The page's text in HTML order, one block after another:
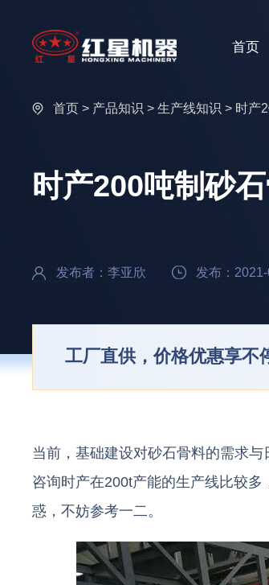
首页
首页 > 产品知识 >生产线知识 > 时产
时产200吨制砂
发布者：李亚欣 发布：
工厂直供，价格优惠享不
当前，基础建设对砂石骨料的需求
咨询时产在200t产能的生产线比较
惑，不妨参考一二。